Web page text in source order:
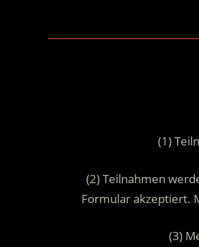
(1)
(2) Teilnahmen
Formular akzeptiert.
(3)